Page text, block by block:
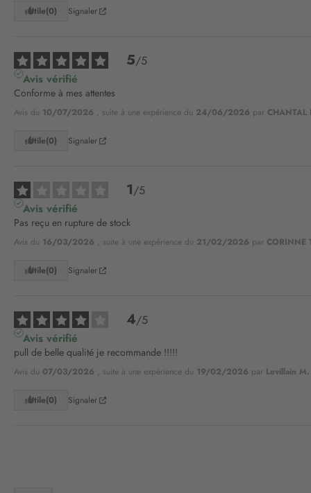
Utile(0) Signaler
5/5
Avis vérifié
Conforme à mes attentes
Avis du 10/07/2026 , suite à une expérience du 24/06/2026 par CHANTAL
Utile(0) Signaler
1/5
Avis vérifié
Pas reçu en rupture de stock
Avis du 16/03/2026 , suite à une expérience du 21/02/2026 par CORINNE
Utile(0) Signaler
4/5
Avis vérifié
pull de belle qualité je recommande !!!!!
Avis du 07/03/2026 , suite à une expérience du 19/02/2026 par Levillain M.
Utile(0) Signaler